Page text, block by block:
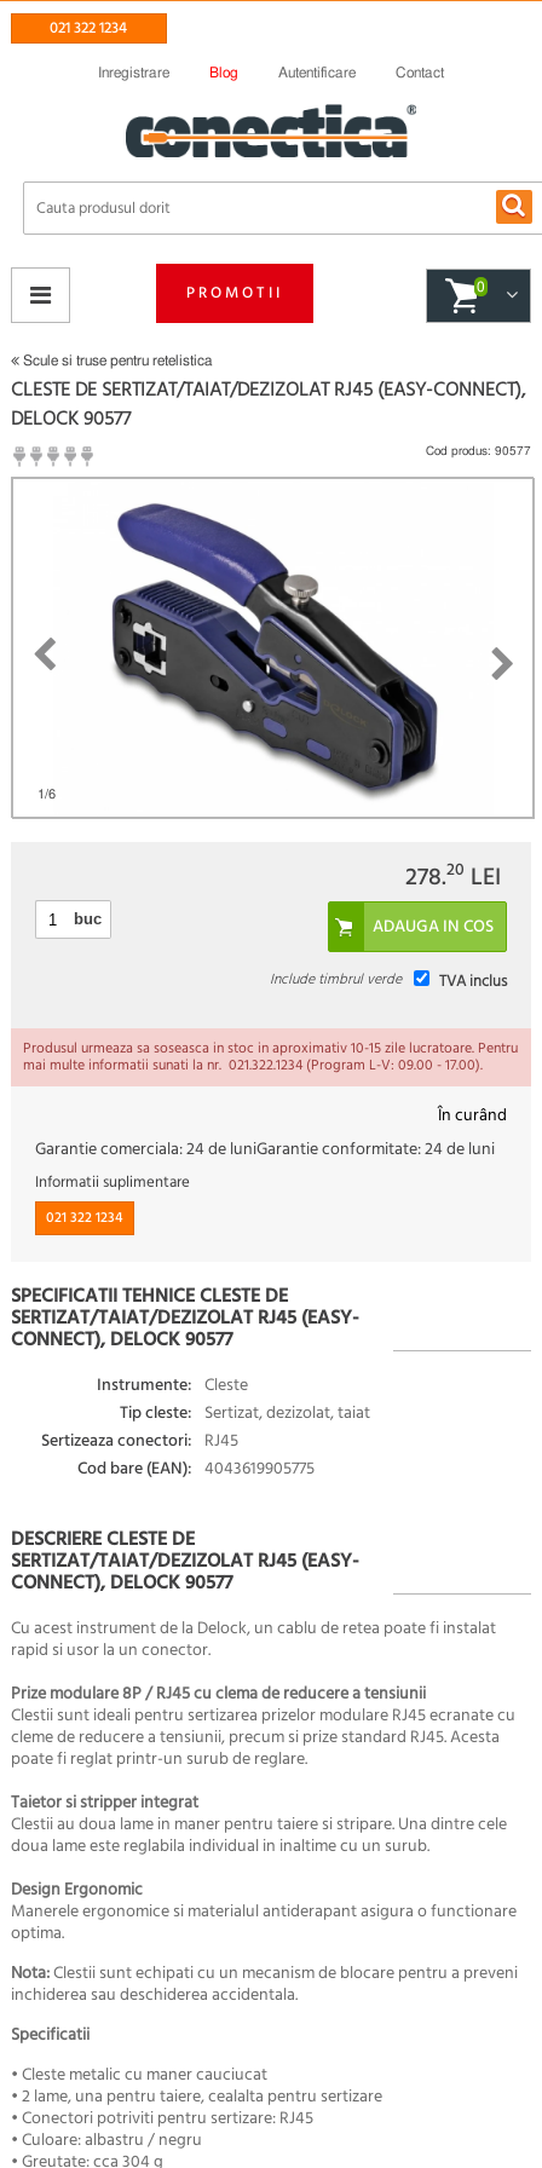
021 322 1234
Inregistrare Blog Autentificare Contact
PROMOTII 0
Scule si truse pentru retelistica
1/6
CLESTE DE SERTIZAT/TAIAT/DEZIZOLAT RJ45 (EASY-CONNECT),
DELOCK 90577
(
Fii primul care scrie un review
Cod produs: 90577
278.20 LEI
buc
TVA inclus
Include timbrul verde
Produsul urmeaza sa soseasca in stoc in aproximativ 10-15 zile lucratoare. Pentru
mai multe informatii sunati la nr. 021.322.1234 (Program L-V: 09.00 - 17.00).
În curând
Garantie comerciala:24 de luniGarantie conformitate:24 de luni
Informatii suplimentare
021 322 1234
SPECIFICATII TEHNICE CLESTE DE
SERTIZAT/TAIAT/DEZIZOLAT RJ45 (EASY-
CONNECT), DELOCK 90577
Instrumente: Cleste
Tip cleste: Sertizat, dezizolat, taiat
Sertizeaza conectori: RJ45
Cod bare (EAN): 4043619905775
DESCRIERE CLESTE DE
SERTIZAT/TAIAT/DEZIZOLAT RJ45 (EASY-
CONNECT), DELOCK 90577
Cu acest instrument de la Delock, un cablu de retea poate fi instalat
rapid si usor la un conector.
Prize modulare 8P / RJ45 cu clema de reducere a tensiunii
Clestii sunt ideali pentru sertizarea prizelor modulare RJ45 ecranate cu
cleme de reducere a tensiunii, precum si prize standard RJ45. Acesta
poate fi reglat printr-un surub de reglare.
Taietor si stripper integrat
Clestii au doua lame in maner pentru taiere si stripare. Una dintre cele
doua lame este reglabila individual in inaltime cu un surub.
Design Ergonomic
Manerele ergonomice si materialul antiderapant asigura o functionare
optima.
Nota:Clestii sunt echipati cu un mecanism de blocare pentru a preveni
inchiderea sau deschiderea accidentala.
Specificatii
• Cleste metalic cu maner cauciucat
• 2 lame, una pentru taiere, cealalta pentru sertizare
• Conectori potriviti pentru sertizare: RJ45
• Culoare: albastru / negru